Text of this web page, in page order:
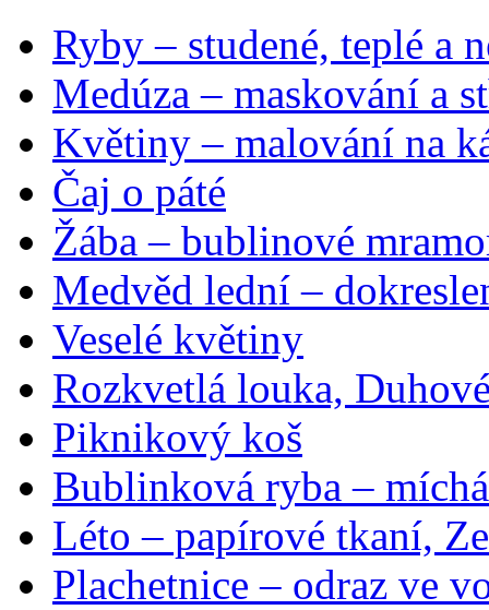
Ryby – studené, teplé a
Medúza – maskování a
Květiny – malování na
Čaj o páté
Žába – bublinové
Medvěd lední –
Veselé květiny
Rozkvetlá louka,
Piknikový koš
Bublinková ryba –
Léto – papírové tkaní,
Plachetnice – odraz ve